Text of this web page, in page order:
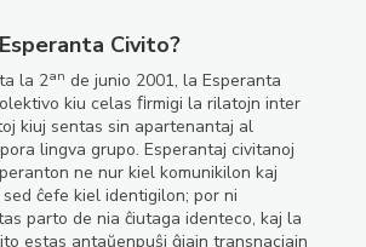
Civito?
la 2an de junio 2001, la Esperanta
kiu celas ﬁrmigi la rilatojn inter
kiuj sentas sin apartenantaj al
lingva grupo. Esperantaj civitanoj
ne nur kiel komunikilon kaj
ĉefe kiel identigilon; por ni
parto de nia ĉiutaga identeco, kaj la
estas antaŭenpuŝi ĝiajn transnaciajn